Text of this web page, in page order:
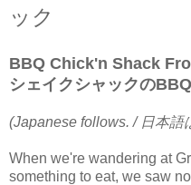
ック
BBQ Chick'n Shack
シェイクシャックの
(Japanese follows. / 日本語
When we're wandering at
something to eat, we saw